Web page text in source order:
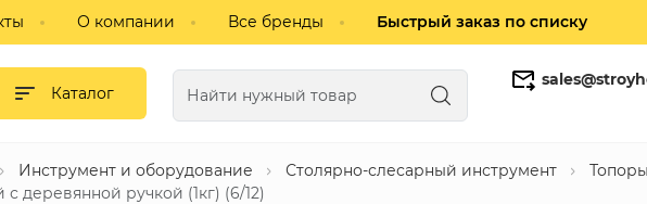
О компании Все бренды Быстрый заказ по списку
Каталог
Газобетонные блоки Кирпич
Инструмент и оборудование Столярно-слесарный инструмент
Топоры
деревянной ручкой (1кг) (6/12)